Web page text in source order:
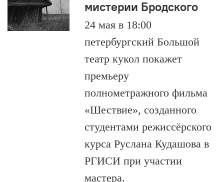
мистерии Бродского
24 мая в 18:00
петербургский Большой
театр кукол покажет
премьеру
полнометражного фильма
«Шествие», созданного
студентами режиссёрского
курса Руслана Кудашова в
РГИСИ при участии
мастера.